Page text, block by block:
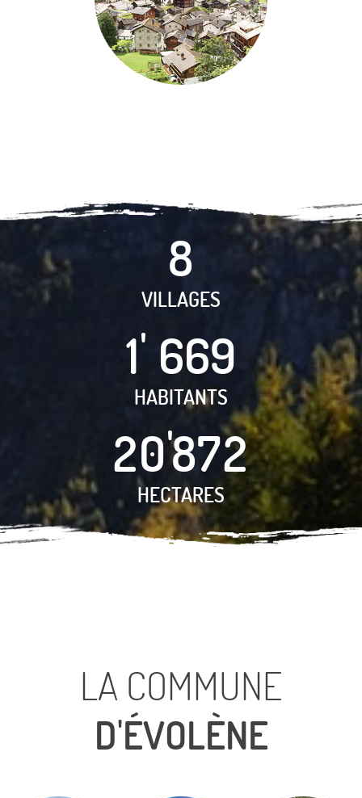
8
VILLAGES
1 67
3
4
HABITANTS
209
1
2
6
7
HECTARES
LA COMMUNE
D'ÉVOLÈNE